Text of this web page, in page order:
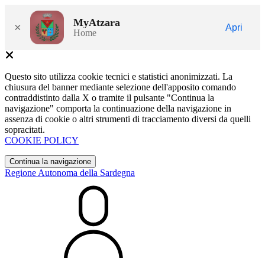
× MyAtzara
Home
Apri
Questo sito utilizza cookie tecnici e statistici anonimizzati. La
chiusura del banner mediante selezione dell'apposito comando
contraddistinto dalla X o tramite il pulsante "Continua la
navigazione" comporta la continuazione della navigazione in
assenza di cookie o altri strumenti di tracciamento diversi da quelli
sopracitati.
COOKIE POLICY
Continua la navigazione
Regione Autonoma della Sardegna